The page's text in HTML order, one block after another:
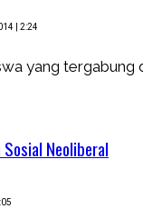
| 2:24
yang tergabung
Sosial Neoliberal